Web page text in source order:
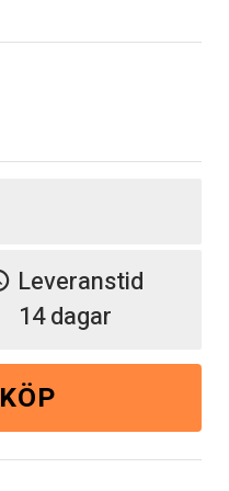
Leveranstid
14 dagar
KÖP